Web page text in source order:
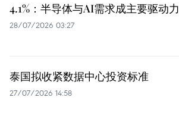
4.1%：半导体与AI需求成主要驱动力
28/07/2026 03:27
泰国拟收紧数据中心投资标准
27/07/2026 14:58